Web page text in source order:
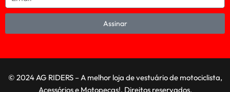
Assinar
© 2024 AG RIDERS – A melhor loja de vestuário de motociclista,
Acessórios e Motopeças!. Direitos reservados.